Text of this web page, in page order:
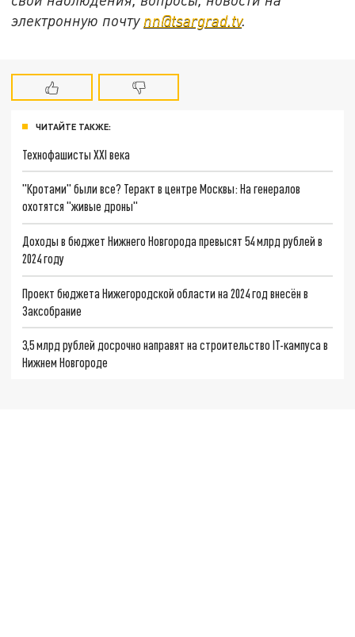
электронную почту nn@tsargrad.tv.
ЧИТАЙТЕ ТАКЖЕ:
Технофашисты XXI века
"Кротами" были все? Теракт в центре Москвы: На генералов
охотятся "живые дроны"
Доходы в бюджет Нижнего Новгорода превысят 54 млрд рублей в
2024 году
Проект бюджета Нижегородской области на 2024 год внесён в
Заксобрание
3,5 млрд рублей досрочно направят на строительство IT-кампуса в
Нижнем Новгороде